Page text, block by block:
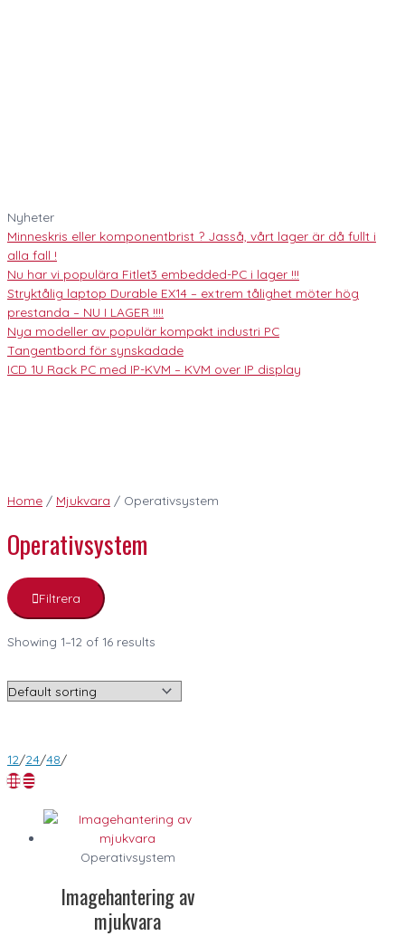
Nyheter
Minneskris eller komponentbrist ? Jasså, vårt lager är då fullt i
alla fall !
Nu har vi populära Fitlet3 embedded-PC i lager !!!
Stryktålig laptop Durable EX14 – extrem tålighet möter hög
prestanda – NU I LAGER !!!!
Nya modeller av populär kompakt industri PC
Tangentbord för synskadade
ICD 1U Rack PC med IP-KVM – KVM over IP display
Home / Mjukvara / Operativsystem
Operativsystem
Filtrera
Showing 1–12 of 16 results
12/24/48/
Operativsystem
Imagehantering av
mjukvara